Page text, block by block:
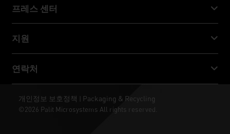
GeForce RTX™ 30 Series
NVIDIA Jetson Orin™ Nano Super
프레스 센터
소셜 미디어
수상 & 리뷰
지원
ThunderMaster
ARGB SYNC
연락처
판매처
개인정보 보호정책 | Packaging & Recycling
©2026 Palit Microsystems All rights reserved.